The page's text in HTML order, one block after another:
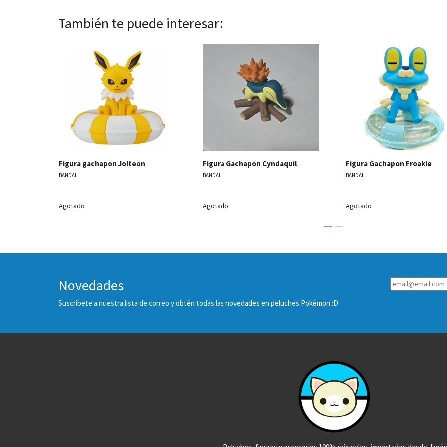
También te puede interesar:
Ver detalles
Figura gachapon Jolteon
BANDAI
Agotado
Figura Gachapon Cyndaquil
BANDAI
Agotado
Ver
Figura Gachapon Froakie
BANDAI
Agotado
Novedades
Suscríbete a nuestra lista de correo y obtén todas las novedades en peluches Pokémon :D